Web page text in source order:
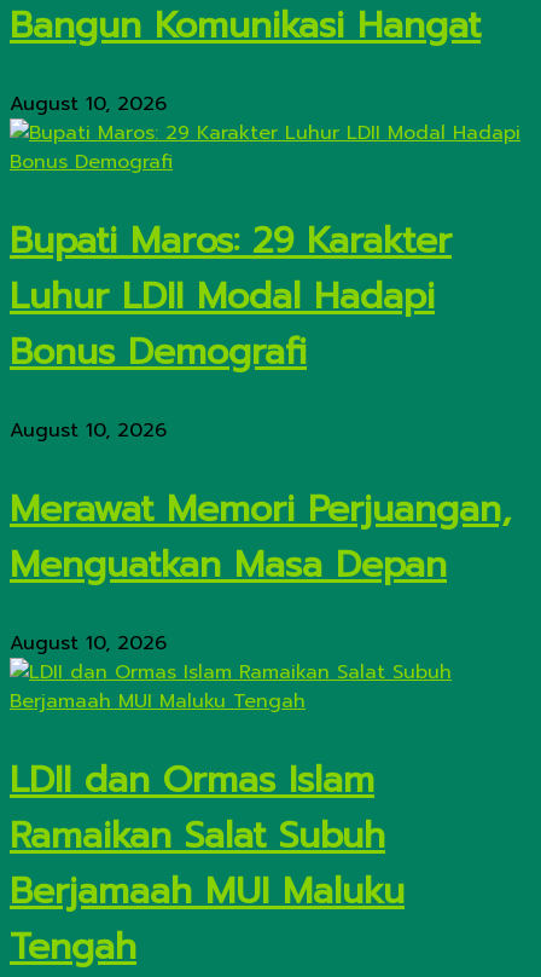
Bangun Komunikasi Hangat
August 10, 2026
Bupati Maros: 29 Karakter
Luhur LDII Modal Hadapi
Bonus Demografi
August 10, 2026
Merawat Memori Perjuangan,
Menguatkan Masa Depan
August 10, 2026
LDII dan Ormas Islam
Ramaikan Salat Subuh
Berjamaah MUI Maluku
Tengah